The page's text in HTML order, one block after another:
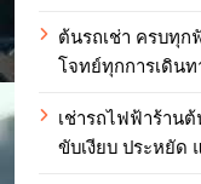
ต้นรถเช่า ครบทุก
โจทย์ทุกการเดินท
เช่ารถไฟฟ้าร้านต้
ขับเงียบ ประหยัด